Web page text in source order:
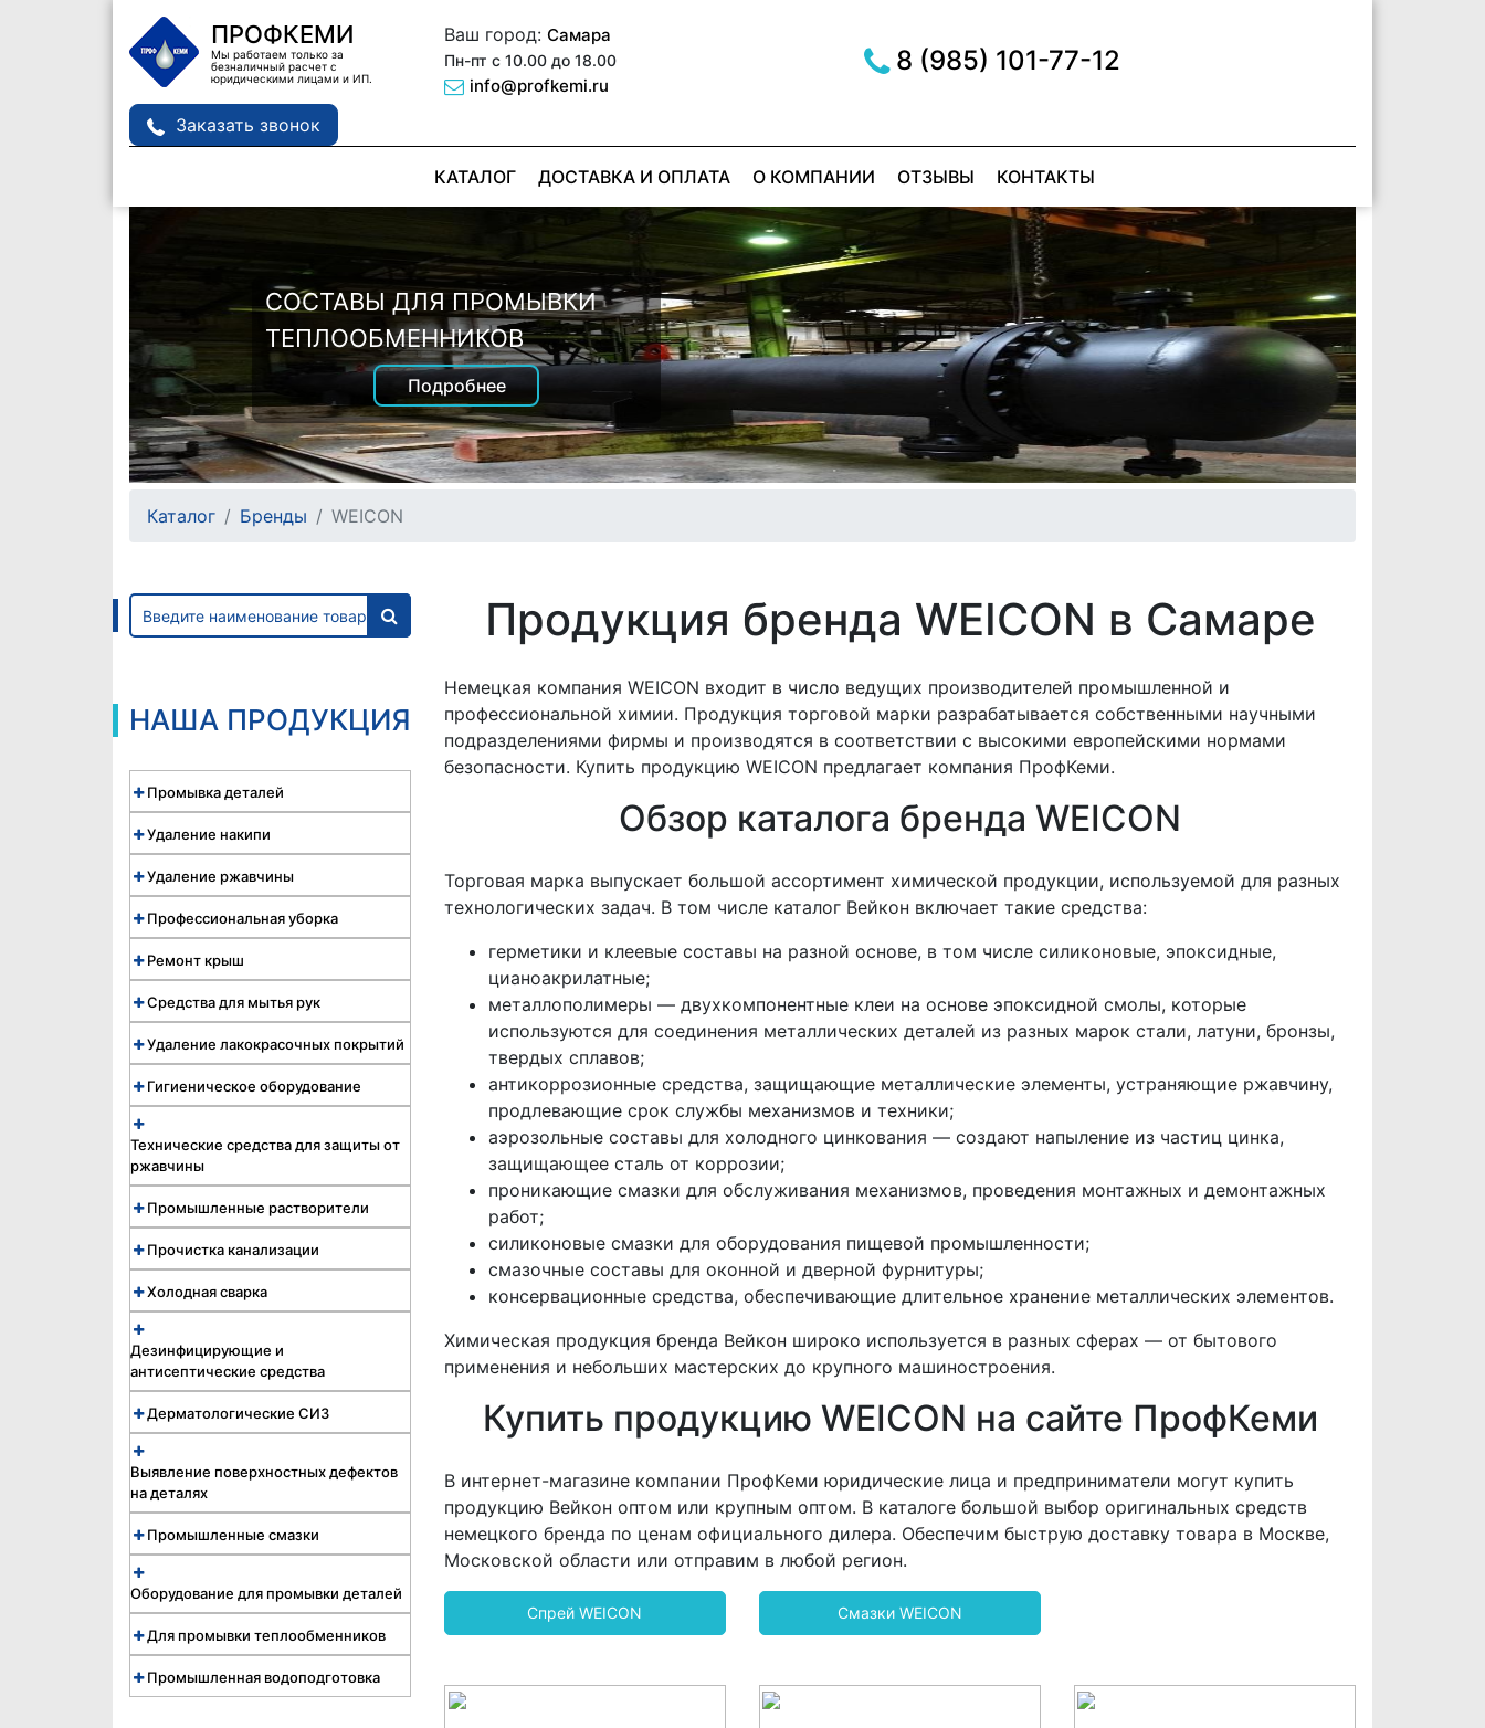
ПРОФКЕМИ
Мы работаем только за
безналичный расчет с
юридическими лицами и ИП.
Ваш город: Самара
Пн-пт с 10.00 до 18.00
info@profkemi.ru
8 (985) 101-77-12
Заказать звонок
КАТАЛОГ ДОСТАВКА И ОПЛАТА О КОМПАНИИ ОТЗЫВЫ КОНТАКТЫ
СОСТАВЫ ДЛЯ ПРОМЫВКИ
ТЕПЛООБМЕННИКОВ
Подробнее
ДЕТАЛЕЙ MANPOWER RED
Подробнее
Каталог Бренды WEICON
НАША ПРОДУКЦИЯ
Промывка деталей
Удаление накипи
Удаление ржавчины
Профессиональная уборка
Ремонт крыш
Средства для мытья рук
Удаление лакокрасочных покрытий
Гигиеническое оборудование
Технические средства для защиты от
ржавчины
Промышленные растворители
Прочистка канализации
Холодная сварка
Дезинфицирующие и
антисептические средства
Дерматологические СИЗ
Выявление поверхностных дефектов
на деталях
Промышленные смазки
Оборудование для промывки деталей
Для промывки теплообменников
Промышленная водоподготовка
Продукция бренда WEICON в Самаре
Немецкая компания WEICON входит в число ведущих производителей промышленной и
профессиональной химии. Продукция торговой марки разрабатывается собственными научными
подразделениями фирмы и производятся в соответствии с высокими европейскими нормами
безопасности. Купить продукцию WEICON предлагает компания ПрофКеми.
Обзор каталога бренда WEICON
Торговая марка выпускает большой ассортимент химической продукции, используемой для разных
технологических задач. В том числе каталог Вейкон включает такие средства:
герметики и клеевые составы на разной основе, в том числе силиконовые, эпоксидные,
цианоакрилатные;
металлополимеры — двухкомпонентные клеи на основе эпоксидной смолы, которые
используются для соединения металлических деталей из разных марок стали, латуни, бронзы,
твердых сплавов;
антикоррозионные средства, защищающие металлические элементы, устраняющие ржавчину,
продлевающие срок службы механизмов и техники;
аэрозольные составы для холодного цинкования — создают напыление из частиц цинка,
защищающее сталь от коррозии;
проникающие смазки для обслуживания механизмов, проведения монтажных и демонтажных
работ;
силиконовые смазки для оборудования пищевой промышленности;
смазочные составы для оконной и дверной фурнитуры;
консервационные средства, обеспечивающие длительное хранение металлических элементов.
Химическая продукция бренда Вейкон широко используется в разных сферах — от бытового
применения и небольших мастерских до крупного машиностроения.
Купить продукцию WEICON на сайте ПрофКеми
В интернет-магазине компании ПрофКеми юридические лица и предприниматели могут купить
продукцию Вейкон оптом или крупным оптом. В каталоге большой выбор оригинальных средств
немецкого бренда по ценам официального дилера. Обеспечим быструю доставку товара в Москве,
Московской области или отправим в любой регион.
Спрей WEICON Смазки WEICON